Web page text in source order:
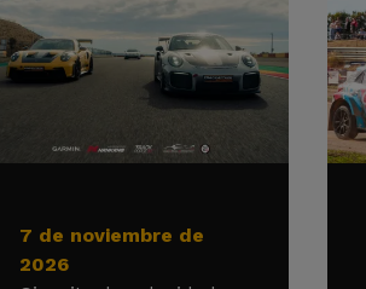
7 de noviembre de
2026